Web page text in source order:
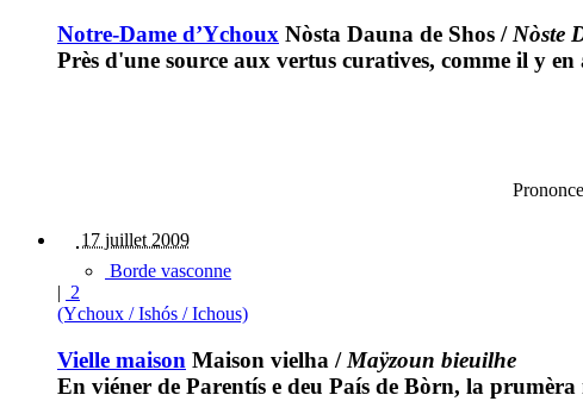
Notre-Dame d’Ychoux Nòsta Dauna de Shos /Nòste
Près d'une source aux vertus curatives, comme il y
17 juillet 2009
Borde vasconne
| 2
(Ychoux / Ishós / Ichous)
Vielle maison Maison vielha / Maÿzoun bieuilhe
En viéner de Parentís e deu País de Bòrn, la